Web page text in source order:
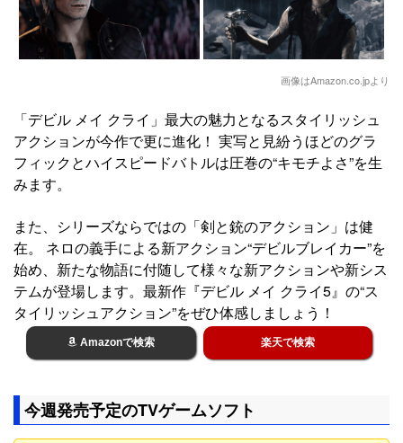
画像はAmazon.co.jpより
「デビル メイ クライ」最大の魅力となるスタイリッシュ
アクションが今作で更に進化！ 実写と見紛うほどのグラ
フィックとハイスピードバトルは圧巻の“キモチよさ”を生
みます。
また、シリーズならではの「剣と銃のアクション」は健
在。 ネロの義手による新アクション“デビルブレイカー”を
始め、新たな物語に付随して様々な新アクションや新シス
テムが登場します。最新作『デビル メイ クライ5』の“ス
タイリッシュアクション”をぜひ体感しましょう！
Amazonで検索 楽天で検索
今週発売予定のTVゲームソフト